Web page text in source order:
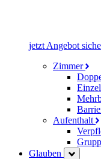
jetzt Angebot
Zimmer
Aufenthalt
Glauben